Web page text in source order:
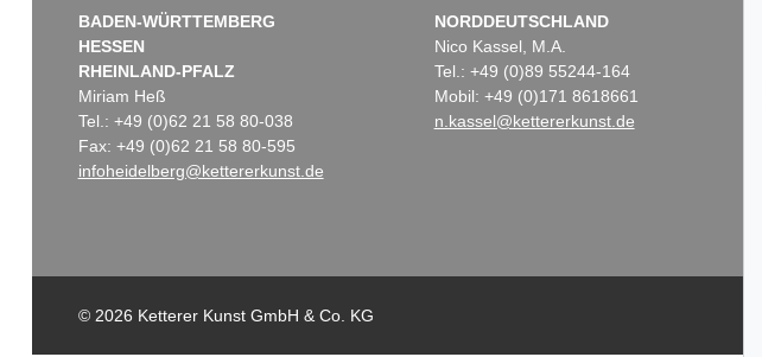
BADEN-WÜRTTEMBERG
HESSEN
RHEINLAND-PFALZ
Miriam Heß
Tel.: +49 (0)62 21 58 80-038
Fax: +49 (0)62 21 58 80-595
infoheidelberg@kettererkunst.de
NORDDEUTSCHLAND
Nico Kassel, M.A.
Tel.: +49 (0)89 55244-164
Mobil: +49 (0)171 8618661
n.kassel@kettererkunst.de
© 2026 Ketterer Kunst GmbH & Co. KG